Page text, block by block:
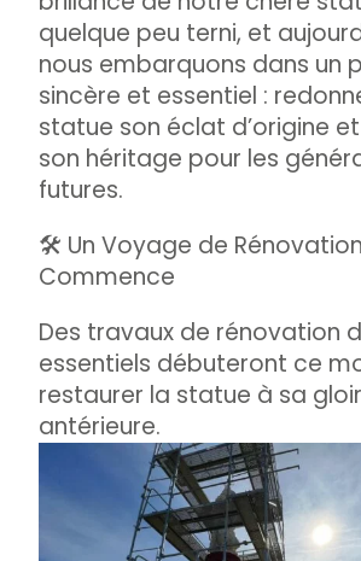
quelque peu terni, et
nous embarquons dans un
sincère et essentiel :
statue son éclat d’origine
son héritage pour les
futures.
🛠️ Un Voyage de Rénovation
Commence
Des travaux de rénovation
essentiels débuteront ce
restaurer la statue à sa
antérieure.